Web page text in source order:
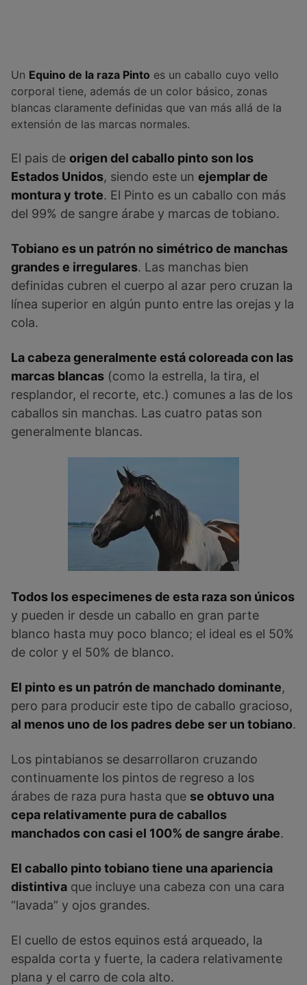
Un Equino de la raza Pinto es un caballo cuyo vello
corporal tiene, además de un color básico, zonas
blancas claramente definidas que van más allá de la
extensión de las marcas normales.
El pais de origen del caballo pinto son los
Estados Unidos, siendo este un ejemplar de
montura y trote. El Pinto es un caballo con más
del 99% de sangre árabe y marcas de tobiano.
Tobiano es un patrón no simétrico de manchas
grandes e irregulares. Las manchas bien
definidas cubren el cuerpo al azar pero cruzan la
línea superior en algún punto entre las orejas y la
cola.
La cabeza generalmente está coloreada con las
marcas blancas (como la estrella, la tira, el
resplandor, el recorte, etc.) comunes a las de los
caballos sin manchas. Las cuatro patas son
generalmente blancas.
Todos los especimenes de esta raza son únicos
y pueden ir desde un caballo en gran parte
blanco hasta muy poco blanco; el ideal es el 50%
de color y el 50% de blanco.
El pinto es un patrón de manchado dominante,
pero para producir este tipo de caballo gracioso,
al menos uno de los padres debe ser un tobiano.
Los pintabianos se desarrollaron cruzando
continuamente los pintos de regreso a los
árabes de raza pura hasta que se obtuvo una
cepa relativamente pura de caballos
manchados con casi el 100% de sangre árabe.
El caballo pinto tobiano tiene una apariencia
distintiva que incluye una cabeza con una cara
“lavada” y ojos grandes.
El cuello de estos equinos está arqueado, la
espalda corta y fuerte, la cadera relativamente
plana y el carro de cola alto.